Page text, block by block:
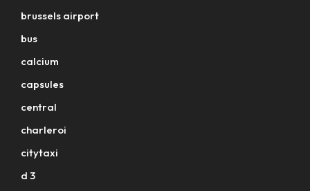
brussels airport
bus
calcium
capsules
central
charleroi
citytaxi
d 3